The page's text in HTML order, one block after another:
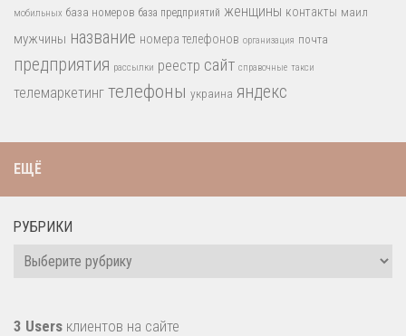
мобильных база номеров база предприятий женщины контакты маил
мужчины название номера телефонов организация почта
предприятия рассылки реестр сайт справочные такси
телемаркетинг телефоны украина яндекс
ЕЩЁ
РУБРИКИ
Рубрики
3 Users клиентов на сайте